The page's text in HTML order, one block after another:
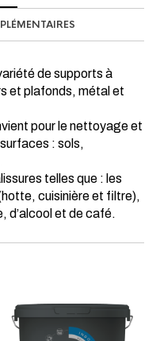
de supports à
et plafonds, métal et
pour le nettoyage et
: sols,
telles que : les
cuisinière et filtre),
d’alcool et de café.